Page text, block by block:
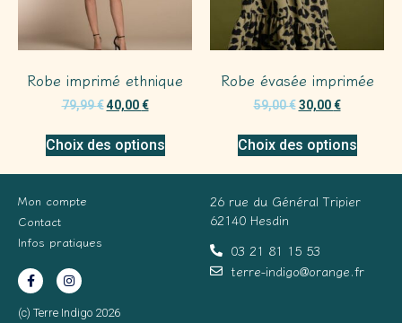
Robe imprimé ethnique
79,99€ 40,00€
Choix des options
Robe évasée imprimée
59,00€ 30,00€
Choix des options
Mon compte
Contact
Infos pratiques
(c) Terre Indigo 2026
26 rue du Général Tripier
62140 Hesdin
03 21 81 15 53
terre-indigo@orange.fr